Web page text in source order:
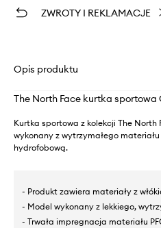
ZWROTY I REKLAMACJE
Opis produktu
The North Face kurtka sportowa
Kurtka sportowa z kolekcji The North
wykonany z wytrzymałego
hydrofobową.
- Produkt zawiera materiały z
- Model wykonany z lekkiego,
- Trwała impregnacja materiału